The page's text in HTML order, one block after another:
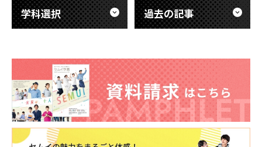
学科選択 過去の記事